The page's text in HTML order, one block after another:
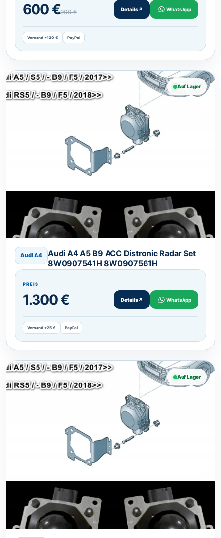
600 €900 € Details↗ WhatsApp
Versand +120 € PayPal
Auf Lager
Audi A4
Audi A4 A5 B9 ACC Distronic Radar Set
8W0907541H 8W0907561H
PREIS
1.300 € Details↗ WhatsApp
Versand +25 € PayPal
Auf Lager